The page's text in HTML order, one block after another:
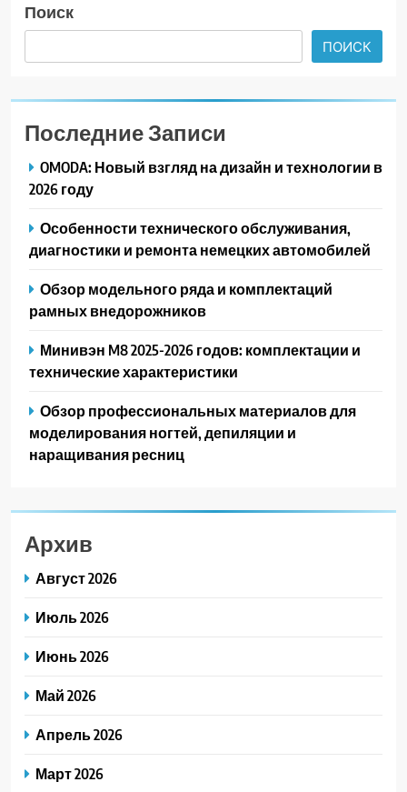
Поиск
ПОИСК
Последние Записи
OMODA: Новый взгляд на дизайн и технологии в
2026 году
Особенности технического обслуживания,
диагностики и ремонта немецких автомобилей
Обзор модельного ряда и комплектаций
рамных внедорожников
Минивэн M8 2025-2026 годов: комплектации и
технические характеристики
Обзор профессиональных материалов для
моделирования ногтей, депиляции и
наращивания ресниц
Архив
Август 2026
Июль 2026
Июнь 2026
Май 2026
Апрель 2026
Март 2026